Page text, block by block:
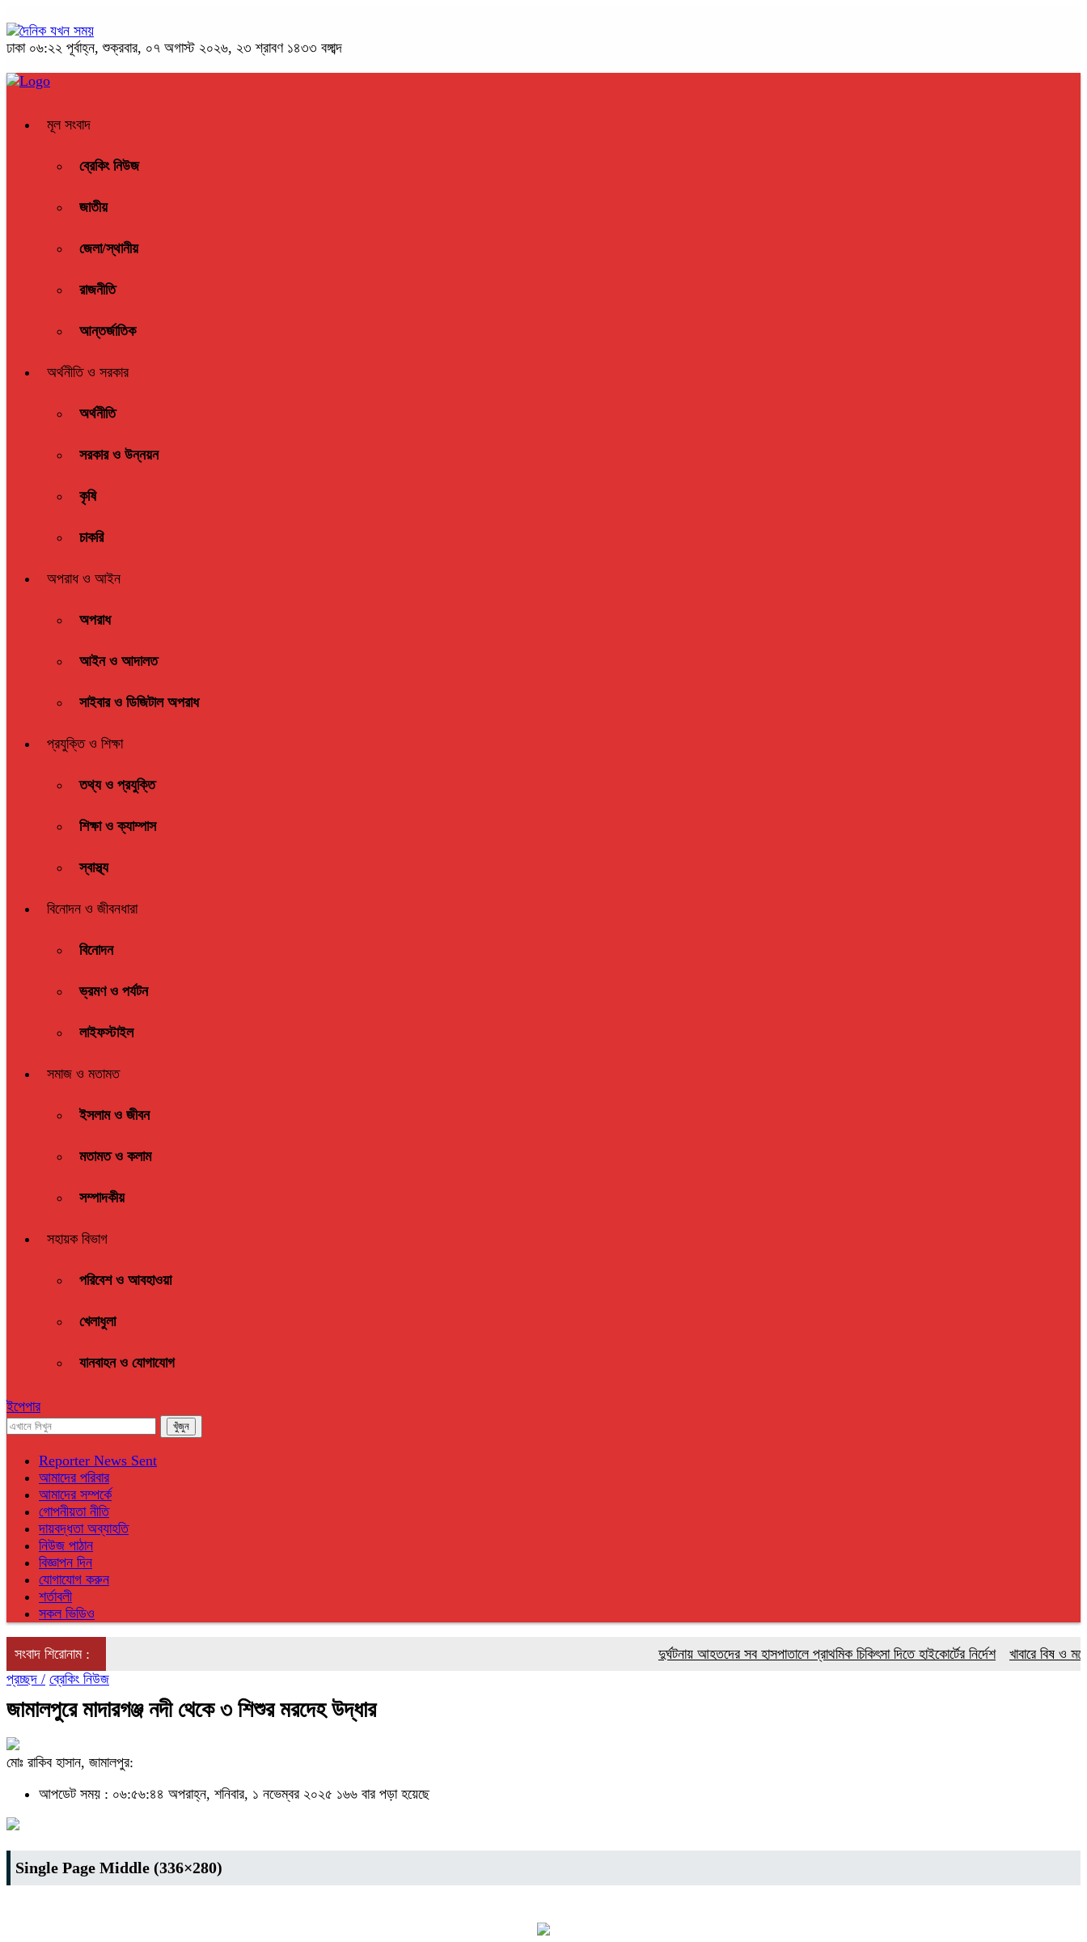
ঢাকা ০৬:২২ পূর্বাহ্ন, শুক্রবার, ০৭ অগাস্ট ২০২৬, ২৩ শ্রাবণ ১৪৩৩ বঙ্গাব্দ
মূল সংবাদ
ব্রেকিং নিউজ
জাতীয়
জেলা/স্থানীয়
রাজনীতি
আন্তর্জাতিক
অর্থনীতি ও সরকার
অর্থনীতি
সরকার ও উন্নয়ন
কৃষি
চাকরি
অপরাধ ও আইন
অপরাধ
আইন ও আদালত
সাইবার ও ডিজিটাল অপরাধ
প্রযুক্তি ও শিক্ষা
তথ্য ও প্রযুক্তি
শিক্ষা ও ক্যাম্পাস
স্বাস্থ্য
বিনোদন ও জীবনধারা
বিনোদন
ভ্রমণ ও পর্যটন
লাইফস্টাইল
সমাজ ও মতামত
ইসলাম ও জীবন
মতামত ও কলাম
সম্পাদকীয়
সহায়ক বিভাগ
পরিবেশ ও আবহাওয়া
খেলাধুলা
যানবাহন ও যোগাযোগ
ইপেপার
Reporter News Sent
আমাদের পরিবার
আমাদের সম্পর্কে
গোপনীয়তা নীতি
দায়বদ্ধতা অব্যাহতি
নিউজ পাঠান
বিজ্ঞাপন দিন
যোগাযোগ করুন
শর্তাবলী
সকল ভিডিও
সংবাদ শিরোনাম : দুর্ঘটনায় আহতদের সব হাসপাতালে প্রাথমিক চিকিৎসা দিতে হাইকোর্টের নির্দেশ
খাবারে বিষ ও মলের
প্রচ্ছদ / ব্রেকিং নিউজ
জামালপুরে মাদারগঞ্জ নদী থেকে ৩ শিশুর মরদেহ উদ্ধার
মোঃ রাকিব হাসান, জামালপুর:
আপডেট সময় : ০৬:৫৬:৪৪ অপরাহ্ন, শনিবার, ১ নভেম্বর ২০২৫ ১৬৬ বার পড়া হয়েছে
Single Page Middle (336×280)